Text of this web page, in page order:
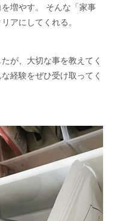
増やす。 そんな「家事
アにしてくれる。
が、大切な事を教えてく
経験をぜひ受け取ってく